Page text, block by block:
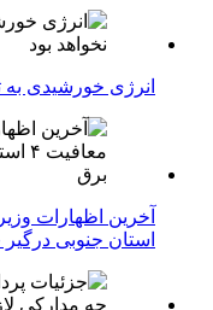
انرژی خورشیدی به
استان جنوبی